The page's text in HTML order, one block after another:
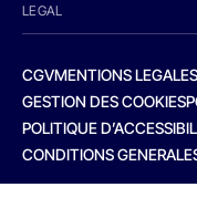
LEGAL
CGVMENTIONS LEGALES
GESTION DES COOKIES
POLITIQUE
CONDITIONS